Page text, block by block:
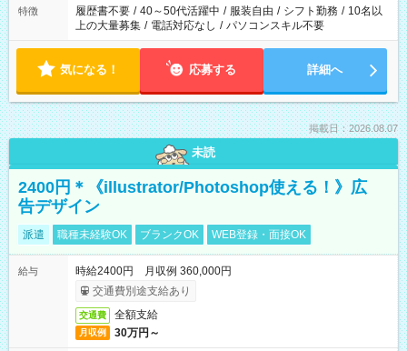
合は応募できません。
特徴 履歴書不要 / 40～50代活躍中 / 服装自由 / シフト勤務 / 10名以
上の大量募集 / 電話対応なし / パソコンスキル不要
気になる！ 応募する 詳細へ
掲載日：2026.08.07
未読
2400円＊《illustrator/Photoshop使える！》広
告デザイン
派遣 職種未経験OK ブランクOK WEB登録・面接OK
給与
時給2400円 月収例 360,000円
交通費別途支給あり
交通費 全額支給
月収例 30万円～